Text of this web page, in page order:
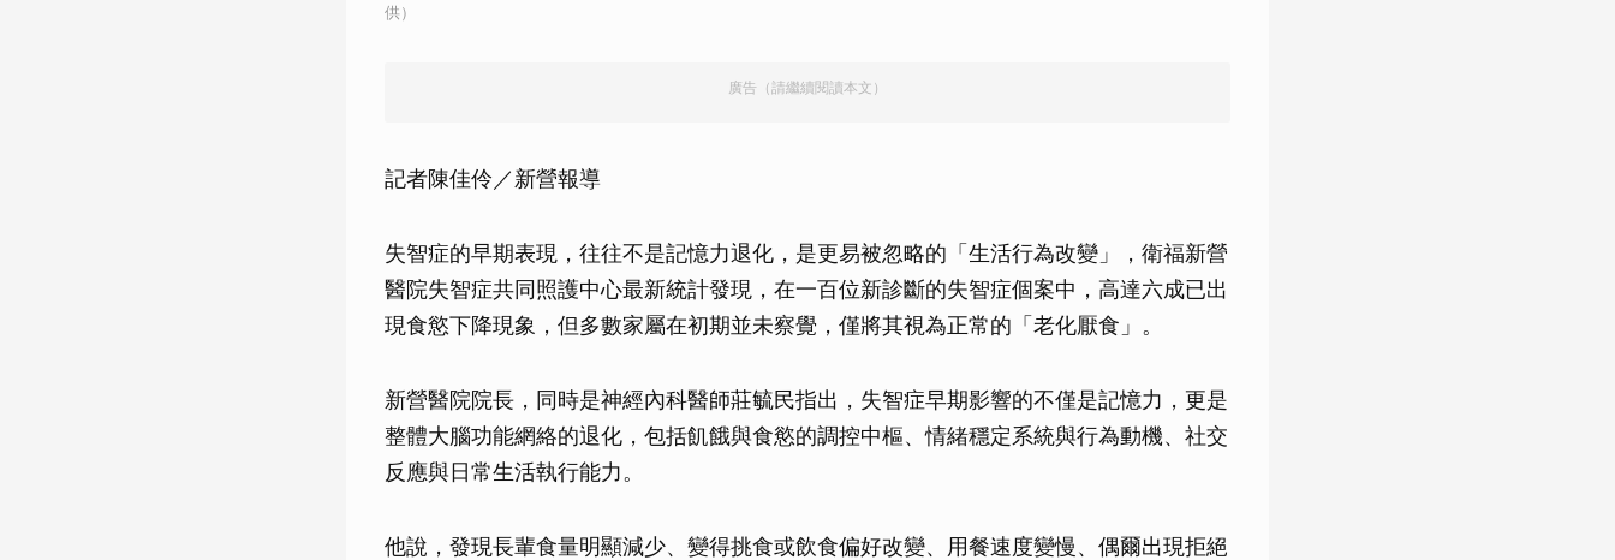
供）
廣告（請繼續閱讀本文）
記者陳佳伶／新營報導
失智症的早期表現，往往不是記憶力退化，是更易被忽略的「生活行為改變」，衛福新營
醫院失智症共同照護中心最新統計發現，在一百位新診斷的失智症個案中，高達六成已出
現食慾下降現象，但多數家屬在初期並未察覺，僅將其視為正常的「老化厭食」。
新營醫院院長，同時是神經內科醫師莊毓民指出，失智症早期影響的不僅是記憶力，更是
整體大腦功能網絡的退化，包括飢餓與食慾的調控中樞、情緒穩定系統與行為動機、社交
反應與日常生活執行能力。
他說，發現長輩食量明顯減少、變得挑食或飲食偏好改變、用餐速度變慢、偶爾出現拒絕